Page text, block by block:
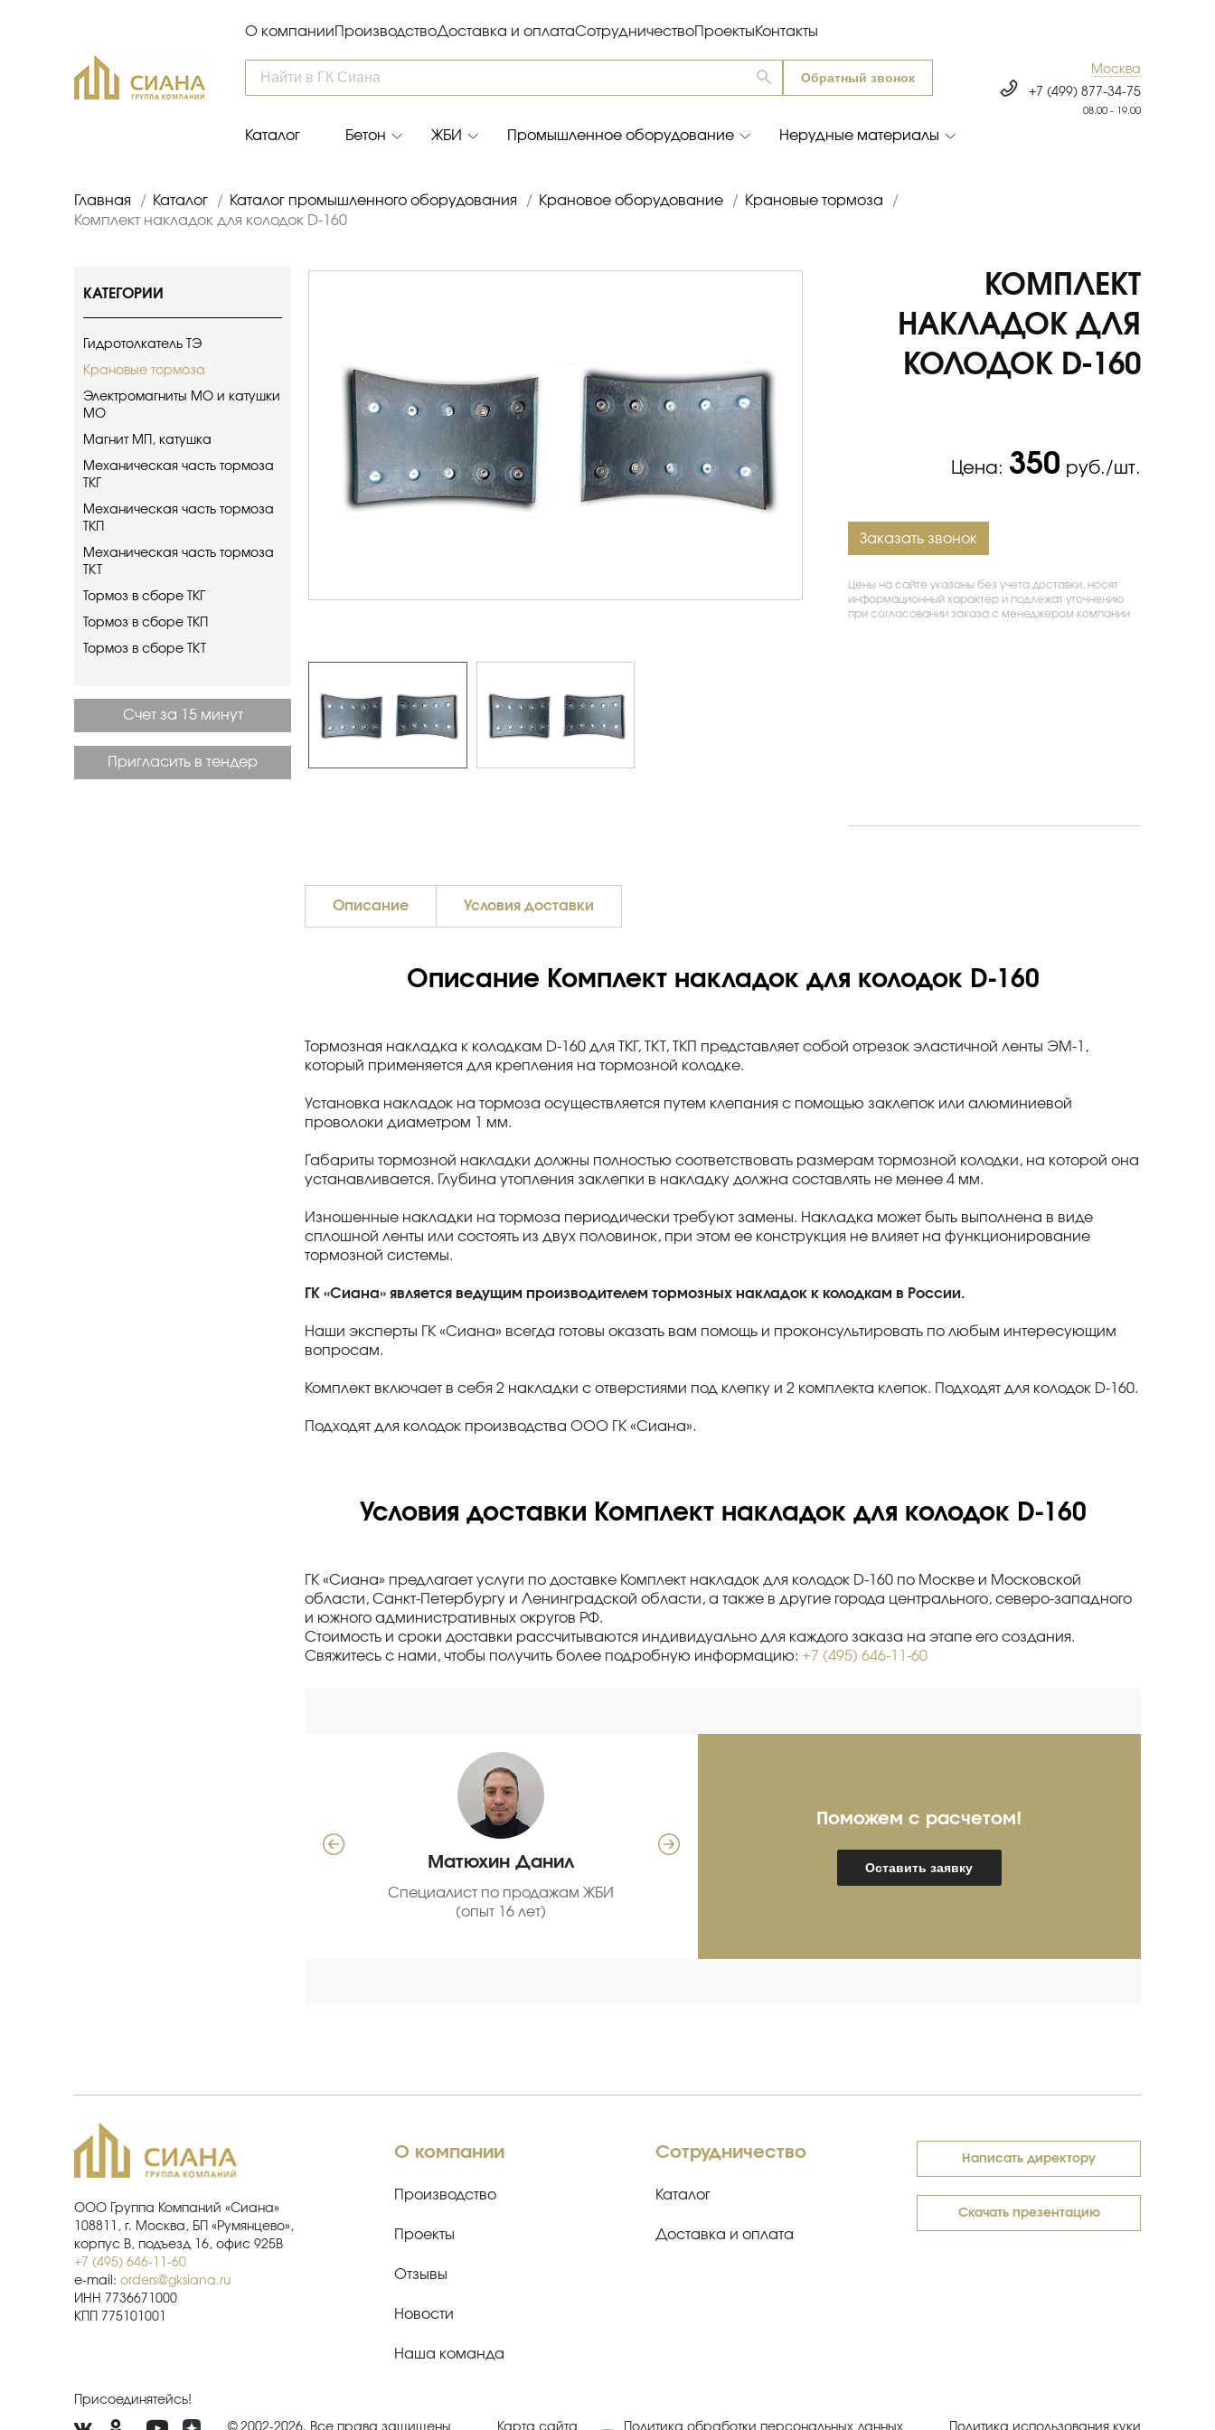
О компании ПроизводствоДоставка и оплатаСотрудничествоПроектыКонтакты
Обратный звонок
Москва
+7 (499) 877-34-75
08.00 - 19.00
Каталог Бетон ЖБИ Промышленное оборудование Нерудные материалы
Главная / Каталог / Каталог промышленного оборудования / Крановое оборудование / Крановые тормоза
/
Комплект накладок для колодок D-160
КАТЕГОРИИ
Гидротолкатель ТЭ
Крановые тормоза
Электромагниты МО и катушки
МО
Магнит МП, катушка
Механическая часть тормоза
ТКГ
Механическая часть тормоза
ТКП
Механическая часть тормоза
ТКТ
Тормоз в сборе ТКГ
Тормоз в сборе ТКП
Тормоз в сборе ТКТ
Счет за 15 минут
Пригласить в тендер
КОМПЛЕКТ
НАКЛАДОК ДЛЯ
КОЛОДОК D-160
Цена: 350 руб./шт.
Заказать звонок
Цены на сайте указаны без учета доставки, носят
информационный характер и подлежат уточнению
при согласовании заказа с менеджером компании
Описание Условия доставки
Описание Комплект накладок для колодок D-160
Тормозная накладка к колодкам D-160 для ТКГ, ТКТ, ТКП представляет собой отрезок эластичной ленты ЭМ-1,
который применяется для крепления на тормозной колодке.
Установка накладок на тормоза осуществляется путем клепания с помощью заклепок или алюминиевой
проволоки диаметром 1 мм.
Габариты тормозной накладки должны полностью соответствовать размерам тормозной колодки, на которой она
устанавливается. Глубина утопления заклепки в накладку должна составлять не менее 4 мм.
Изношенные накладки на тормоза периодически требуют замены. Накладка может быть выполнена в виде
сплошной ленты или состоять из двух половинок, при этом ее конструкция не влияет на функционирование
тормозной системы.
ГК «Сиана» является ведущим производителем тормозных накладок к колодкам в России.
Наши эксперты ГК «Сиана» всегда готовы оказать вам помощь и проконсультировать по любым интересующим
вопросам.
Комплект включает в себя 2 накладки с отверстиями под клепку и 2 комплекта клепок. Подходят для колодок D-160.
Подходят для колодок производства ООО ГК «Сиана».
Условия доставки Комплект накладок для колодок D-160
ГК «Сиана» предлагает услуги по доставке Комплект накладок для колодок D-160 по Москве и Московской
области, Санкт-Петербургу и Ленинградской области, а также в другие города центрального, северо-западного
и южного административных округов РФ.
Стоимость и сроки доставки рассчитываются индивидуально для каждого заказа на этапе его создания.
Свяжитесь с нами, чтобы получить более подробную информацию: +7 (495) 646-11-60
Матюхин Данил
Специалист по продажам ЖБИ
(опыт 16 лет)
Серебряков Александр
Поможем с расчетом!
Оставить заявку
ООО Группа Компаний «Сиана»
108811, г. Москва, БП «Румянцево»,
корпус В, подъезд 16, офис 925В
+7 (495) 646-11-60
e-mail: orders@gksiana.ru
ИНН 7736671000
КПП 775101001
О компании
Производство
Проекты
Отзывы
Новости
Наша команда
Сотрудничество
Каталог
Доставка и оплата
Написать директору
Скачать презентацию
Присоединятейсь!
© 2002-2026. Все права защищены Карта сайта Политика обработки персональных данных Политика использования куки